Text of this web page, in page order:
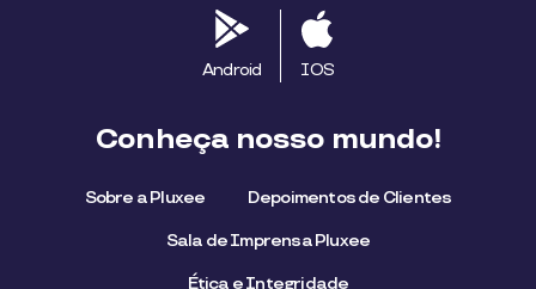
Android IOS
Conheça nosso mundo!
Sobre a Pluxee Depoimentos de Clientes
Sala de Imprensa Pluxee
Ética e Integridade